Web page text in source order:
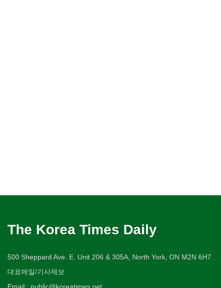
The Korea Times Daily
500 Sheppard Ave. E. Unit 206 & 305A, North York, ON M2N 6H7
대표메일/기사제보
Email : public@koreatimes.net